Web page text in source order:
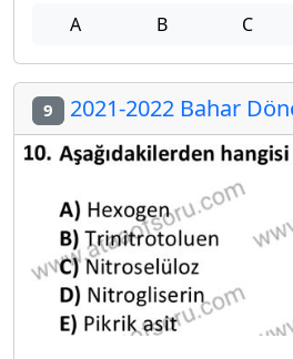
A B C
9 2021-2022 Bahar